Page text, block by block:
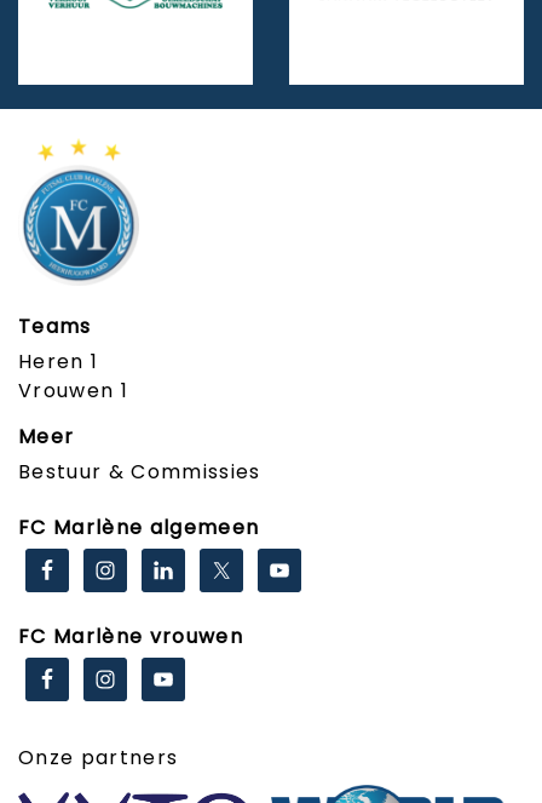
Teams
Heren 1
Vrouwen 1
Meer
Bestuur & Commissies
FC Marlène algemeen
FC Marlène vrouwen
Onze partners